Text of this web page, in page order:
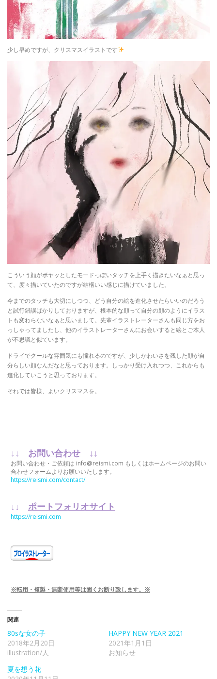
少し早めですが、クリスマスイラストです
こういう顔がボヤッとしたモードっぽいタッチを上手く描きたいなぁと思っ
て、度々描いていたのですが結構いい感じに描けていました。
今までのタッチも大切にしつつ、どう自分の絵を進化させたらいいのだろう
と試行錯誤ばかりしておりますが、根本的な顔って自分の顔のようにイラス
トも変わらないなぁと思いまして。先輩イラストレーターさんも同じ方をお
っしゃってましたし、他のイラストレーターさんにお会いすると絵とご本人
が不思議と似ています。
ドライでクールな雰囲気にも憧れるのですが、少しかわいさを残した顔が自
分らしい顔なんだなと思っております。しっかり受け入れつつ、これからも
進化していこうと思っております。
それでは皆様、よいクリスマスを。
↓↓ お問い合わせ ↓↓
お問い合わせ・ご依頼は info@reismi.com もしくはホームページのお問い
合わせフォームよりお願いいたします。
https://reismi.com/contact/
↓↓ ポートフォリオサイト
https://reismi.com
※転用・複製・無断使用等は固くお断り致します。※
関連
80sな女の子
2018年2月20日
illustration/人
HAPPY NEW YEAR 2021
2021年1月1日
お知らせ
夏を想う花